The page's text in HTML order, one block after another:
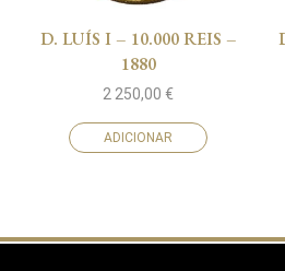
D. LUÍS I – 10.000 REIS –
1880
2 250,00€
ADICIONAR